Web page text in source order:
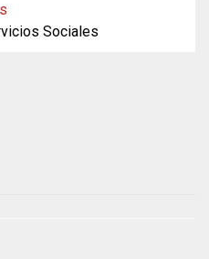
Sociales